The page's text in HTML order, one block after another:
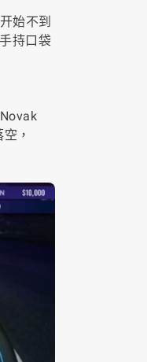
始不到
持口袋
，